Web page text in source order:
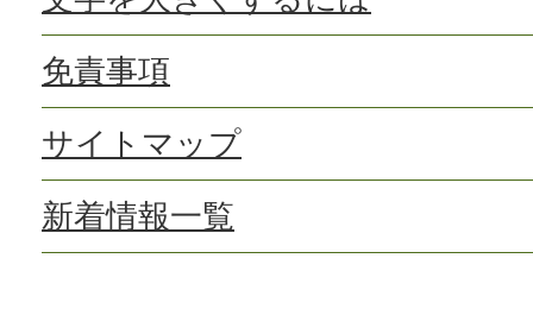
免責事項
サイトマップ
新着情報一覧